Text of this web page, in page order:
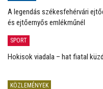
A legendás székesfehérvári
és ejtőernyős emlékműnél
SPORT
Hokisok viadala – hat fiatal
KÖZLEMÉNYEK